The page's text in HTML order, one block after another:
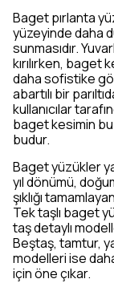
Baget pırlanta
yüzeyinde daha
sunmasıdır.
kırılırken, baget
daha sofistike
abartılı bir
kullanıcılar
baget kesimin bu
budur.
Baget yüzükler
yıl dönümü,
şıklığı
Tek taşlı baget
taş detaylı
Beştaş, tamtur,
modelleri ise
için öne çıkar.